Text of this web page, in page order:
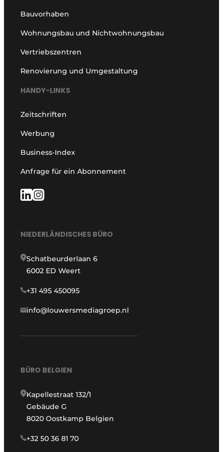
Bauvorhaben
Wohnungsbau und Nichtwohnungsbau
Vertriebszentren
Renovierung und Umgestaltung
HANDY-LINKS
Zeitschriften
Werbung
Business-Index
Anfrage für ein Abonnement
NIEDERLÄNDISCHES BÜRO
Schatbeurderlaan 6
6002 ED Weert
+31 495 450095
info@louwersmediagroep.nl
BÜRO BELGIEN
Kapellestraat 132/1
Gebäude G
8020 Oostkamp Belgien
+32 50 36 81 70